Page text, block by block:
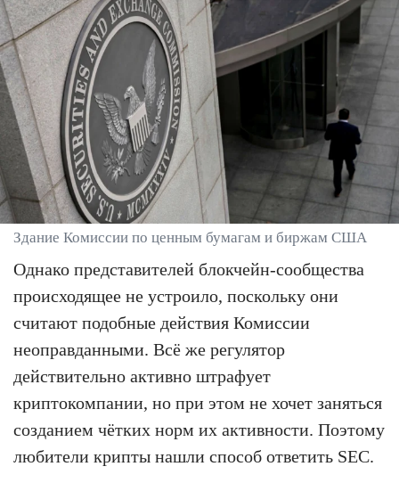
Здание Комиссии по ценным бумагам и биржам США
Однако представителей блокчейн-сообщества
происходящее не устроило, поскольку они
считают подобные действия Комиссии
неоправданными. Всё же регулятор
действительно активно штрафует
криптокомпании, но при этом не хочет заняться
созданием чётких норм их активности. Поэтому
любители крипты нашли способ ответить SEC.